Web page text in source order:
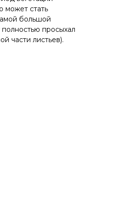
может стать
большой
просыхал
части листьев).